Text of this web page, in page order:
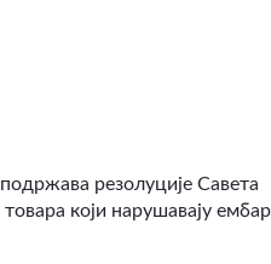
резолуције Савета
који нарушавају